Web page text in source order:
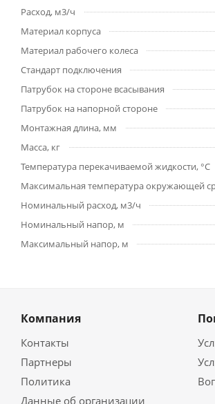
Расход, м3/ч
Материал корпуса
Материал рабочего колеса
Стандарт подключения
Патрубок на стороне всасывания
Патрубок на напорной стороне
Монтажная длина, мм
Масса, кг
Температура перекачиваемой жидкости, °С
Максимальная температура окружающей
Номинальный расход, м3/ч
Номинальный напор, м
Максимальный напор, м
Компания
Контакты
Партнеры
Политика
Данные об организации